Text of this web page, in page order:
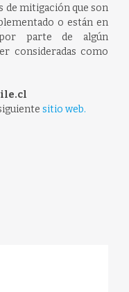
de mitigación que son
o están en
parte de algún
consideradas como
sitio web.